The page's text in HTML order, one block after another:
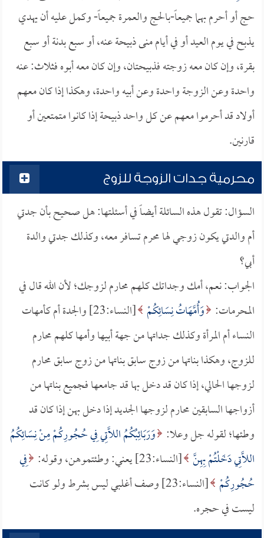
حج أو أحرم بهما جميعاً-بالحج والعمرة جميعاً- وكمل عليه أن يهدي
يذبح في يوم العيد أو في أيام منى ذبيحة عنه، أو سبع بدنة أو سبع
بقرة، وإن كان معه زوجته فذبيحتان، وإن كان معه أبوه فثلاث: عنه
واحدة وعن الزوجة واحدة وعن أبيه واحدة، وهكذا إذا كان معهم
أولاد قد أحرموا معهم عن كل واحد ذبيحة إذا كانوا متمتعين أو
قارنين.
محرمية جدات الزوجة للزوج
السؤال: تقول هذه السائلة أيضاً في أسئلتها: هل صحيح بأن جدتي
أم والدتي يكون زوجي لها محرم تسافر معه، وكذلك جدتي والدة
أبي؟
الجواب: نعم، أمك وجداتك كلهم محارم لزوجك؛ لأن الله قال في
المحرمات: وَأُمَّهَاتُ نِسَائِكُمْ
[النساء:23] والجدة أم كأمهات
النساء أم المرأة وكذلك جداتها من جهة أبيها وأمها كلهم محارم
للزوج، وهكذا بناتها من زوج سابق بناتها من زوج سابق محارم
لزوجها الحالي، إذا كان قد دخل بها قد جامعها فجميع بناتها من
أزواجها السابقين محارم لزوجها الجديد إذا دخل بهن إذا كان قد
وطئها؛ لقوله جل وعلا: وَرَبَائِبُكُمُ اللَّاتِي فِي حُجُورِكُمْ مِنْ نِسَائِكُمُ
اللَّاتِي دَخَلْتُمْ بِهِنَّ [النساء:23] يعني: وطئتموهن، وقوله:
فِي
حُجُورِكُمْ
[النساء:23] وصف أغلبي ليس بشرط ولو كانت
ليست في حجره.